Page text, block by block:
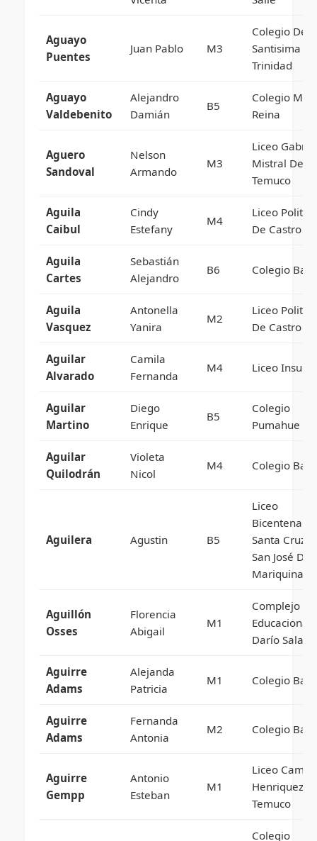
Aguayo
Puentes
Juan Pablo M3
Colegio De
Santisima
Trinidad
Aguayo
Valdebenito
Alejandro
Damián
B5
Colegio
Reina
Aguero
Sandoval
Nelson
Armando
M3
Liceo
Mistral De
Temuco
Aguila
Caibul
Cindy
Estefany
M4
Liceo
De Castro
Aguila
Cartes
Sebastián
Alejandro
B6 Colegio
Aguila
Vasquez
Antonella
Yanira
M2
Liceo
De Castro
Aguilar
Alvarado
Camila
Fernanda
M4 Liceo Insular
Aguilar
Martino
Diego
Enrique
B5
Colegio
Pumahue
Aguilar
Quilodrán
Violeta
Nicol
M4 Colegio
Aguilera Agustin B5
Liceo
Bicentenario
Santa Cruz
San José De
Mariquina
Aguillón
Osses
Florencia
Abigail
M1
Complejo
Educacional
Darío Salas
Aguirre
Adams
Alejanda
Patricia
M1 Colegio
Aguirre
Adams
Fernanda
Antonia
M2 Colegio
Aguirre
Gempp
Antonio
Esteban
M1
Liceo Camilo
Henriquez
Temuco
Colegio